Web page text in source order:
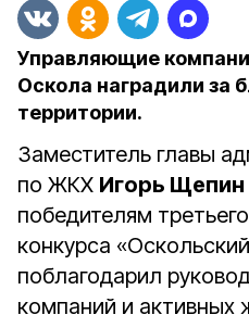
Управляющие
Оскола наградили за
территории.
Заместитель главы
по ЖКХ Игорь Щепин
победителям
конкурса
поблагодарил
компаний и активных